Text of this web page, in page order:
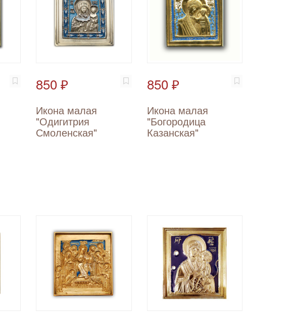
850 ₽
Икона малая
"Одигитрия
Смоленская"
850 ₽
Икона малая
"Богородица
Казанская"